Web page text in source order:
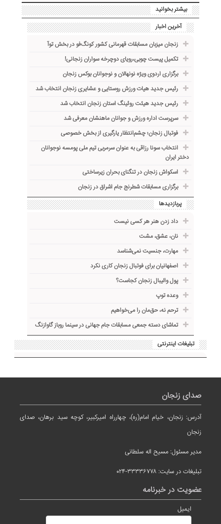
بیشتر بخوانید
آخرین اخبار
زنجان میزبان مسابقات قهرمانی کشور کونگ‌فو در بخش توآ
تکمیل پیست چوبی،رویای دوچرخه ‌سواران زنجانی!
برگزاری اردوی ویژه نونهالان و نوجوانان بوکس زنجان
رئیس جدید هیات ورزش روستایی و عشایری زنجان انتخاب شد
رئیس جدید هیئت روئینگ استان زنجان انتخاب شد
سرپرست اداره ورزش و جوانان ماهنشان معرفی شد
فوتبال زنجان؛ چشم‌انتظار یارگیری از بخش خصوصی
انتخاب سونا رزاقی به عنوان سرمربی تیم ملی پومسه نوجوانان
دختر ایران
اسکواش زنجان در تنگنای بحران زیرساختی
برگزاری مسابقات شطرنج جام اشراق در زنجان
پربازدیدها
داد زدن هنر هر کسی نیست
نان، عشق، مشت
مهارت، جنسیت نمی‌شناسد
اصفهانیان برای فوتبال زنجان کاری نکرد
پول والیبال زنجان کجاست؟
وعده توپ
ترحم نه، حق‌مان را می‌خواهیم
تماشای دسته جمعی مسابقات جام جهانی در سینما روباز گاوازنگ
تبلیغات اینترنتی
صدای زنجان
آدرس: زنجان، خیام امام(ره)، چهارراه امیرکبیر، کوچه سید برهان، صدای
زنجان
مدیر مسئول: مسیح اله سلطانی
تبلیغات در سایت: ۳۳۳۳۶۷۷۸-۰۲۴
عضویت در خبرنامه
ایمیل